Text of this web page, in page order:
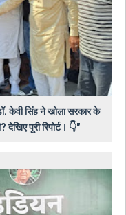
केवी सिंह ने खोला सरकार के
देखिए पूरी रिपोर्ट। 👇"